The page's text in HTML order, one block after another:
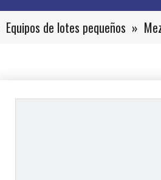
Equipos de lotes pequeños »